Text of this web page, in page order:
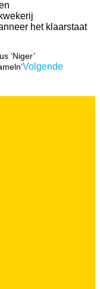
het klaarstaat
‘Niger’
Volgende